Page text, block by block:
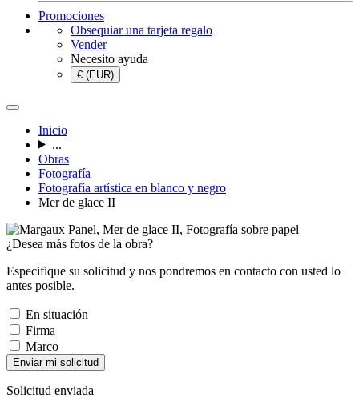
Promociones
Obsequiar una tarjeta regalo
Vender
Necesito ayuda
€ (EUR)
Inicio
...
Obras
Fotografía
Fotografía artística en blanco y negro
Mer de glace II
¿Desea más fotos de la obra?
Especifique su solicitud y nos pondremos en contacto con usted lo
antes posible.
En situación
Firma
Marco
Enviar mi solicitud
Solicitud enviada